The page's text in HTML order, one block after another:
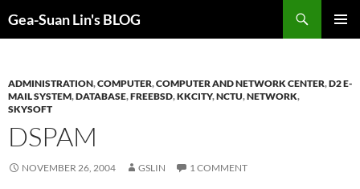
Gea-Suan Lin's BLOG
ADMINISTRATION,COMPUTER,COMPUTER AND NETWORK CENTER,D2 E-
MAIL SYSTEM,DATABASE,FREEBSD,KKCITY,NCTU,NETWORK,
SKYSOFT
DSPAM
NOVEMBER 26, 2004 GSLIN 1 COMMENT